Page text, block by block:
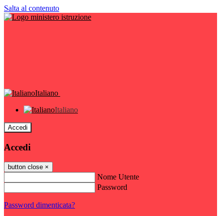
Salta al contenuto
Italiano
Italiano
Accedi
Accedi
button close ×
Nome Utente
Password
Password dimenticata?